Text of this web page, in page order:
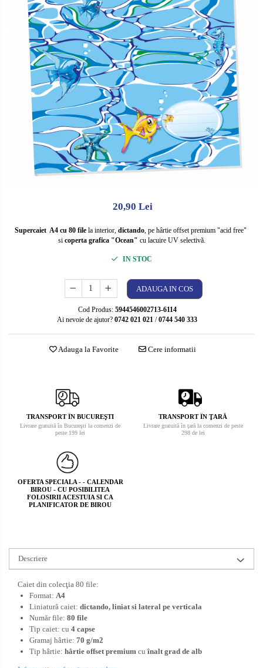
Caiete de desen
Caiete de geografie
Caiete de muzica
Vocabulare
Blocuri de desen
Blocuri A4
Blocuri A3
Rezerve caiete mecanice
CMR
Alte tipizate standard
Tipizate personalizate
Avize personalizate
Borderouri personalizate
Chitanţiere personalizate
Facturi personalizate
Monetare personalizate
Alte tipizate personalizate
20,90 Lei
Supercaiet A4 cu 80 file la interior, dictando , pe hârtie offset premium "acid free"
si coperta grafica "Ocean" cu lacuire UV selectivă.
IN STOC
ADAUGA IN COS
Cod Produs: 5944546002713-6114
Ai nevoie de ajutor? 0742 021 021 /0744 540 333
Adauga la Favorite Cere informatii
TRANSPORT ÎN BUCUREŞTI
Livrare gratuită în Bucureşti la comenzi de
peste 199 lei
TRANSPORT ÎN ŢARĂ
Livrare gratuită în ţară la comenzi de peste
298 de lei
OFERTA SPECIALA - - CALENDAR
BIROU - CU POSIBILITEA
FOLOSIRII ACESTUIA SI CA
PLANIFICATOR DE BIROU
Descriere
Caiet din colecţia 80 file:
Format: A4
Liniatură caiet: dictando, liniat si lateral pe verticala
Număr file: 80 file
Tip caiet: cu 4 capse
Gramaj hârtie: 70 g/m2
Tip hârtie: hârtie offset premium cu înalt grad de alb